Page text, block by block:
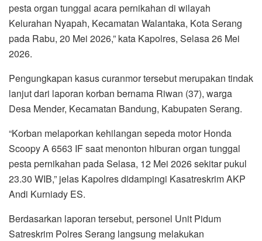
pesta organ tunggal acara pernikahan di wilayah
Kelurahan Nyapah, Kecamatan Walantaka, Kota Serang
pada Rabu, 20 Mei 2026,” kata Kapolres, Selasa 26 Mei
2026.
Pengungkapan kasus curanmor tersebut merupakan tindak
lanjut dari laporan korban bernama Riwan (37), warga
Desa Mender, Kecamatan Bandung, Kabupaten Serang.
“Korban melaporkan kehilangan sepeda motor Honda
Scoopy A 6563 IF saat menonton hiburan organ tunggal
pesta pernikahan pada Selasa, 12 Mei 2026 sekitar pukul
23.30 WIB,” jelas Kapolres didampingi Kasatreskrim AKP
Andi Kurniady ES.
Berdasarkan laporan tersebut, personel Unit Pidum
Satreskrim Polres Serang langsung melakukan